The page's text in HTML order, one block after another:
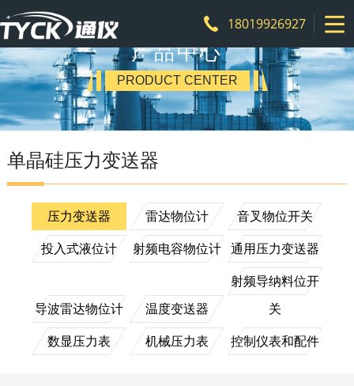
18019926927
产品中心
PRODUCT CENTER
单晶硅压力变送器
压力变送器 雷达物位计
音叉物位开关
投入式液位计
射频电容物位计 通用压力变送器
导波雷达物位计 温度变送器
射频导纳料位开
关
数显压力表
机械压力表 控制仪表和配件